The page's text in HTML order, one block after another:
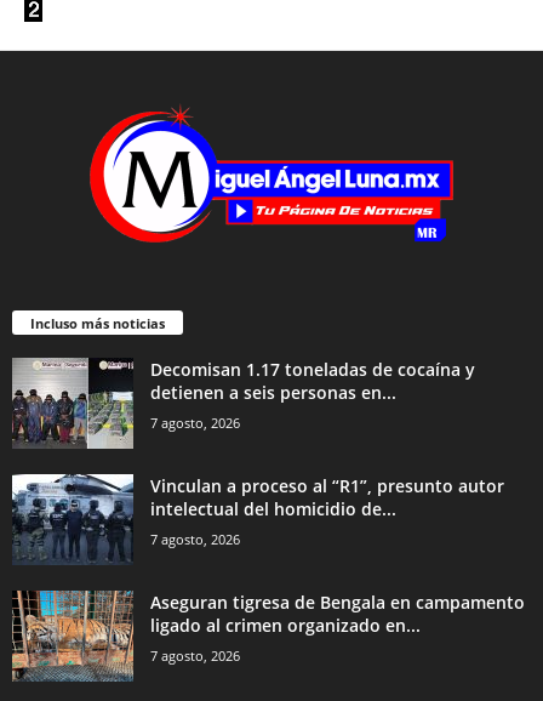
Incluso más noticias
Decomisan 1.17 toneladas de cocaína y
detienen a seis personas en...
7 agosto, 2026
Vinculan a proceso al “R1”, presunto autor
intelectual del homicidio de...
7 agosto, 2026
Aseguran tigresa de Bengala en campamento
ligado al crimen organizado en...
7 agosto, 2026